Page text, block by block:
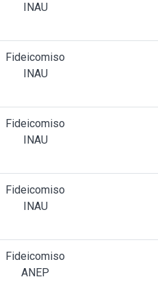
INAU
Fideicomiso
INAU
Fideicomiso
INAU
Fideicomiso
INAU
Fideicomiso
ANEP